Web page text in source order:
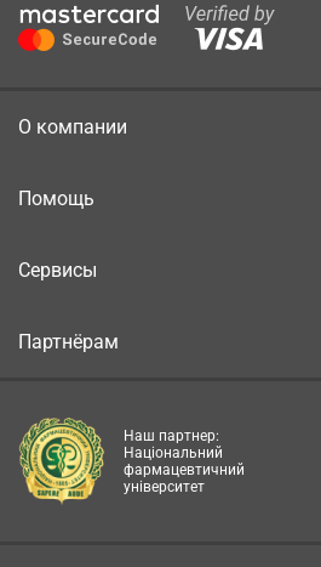
О компании
Помощь
Сервисы
Партнёрам
Наш партнер:
Національний
фармацевтичний
університет